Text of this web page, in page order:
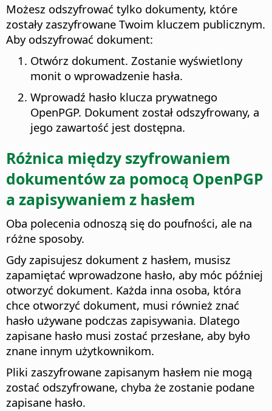
Możesz odszyfrować tylko dokumenty, które
zostały zaszyfrowane Twoim kluczem publicznym.
Aby odszyfrować dokument:
Otwórz dokument. Zostanie wyświetlony
monit o wprowadzenie hasła.
Wprowadź hasło klucza prywatnego
OpenPGP. Dokument został odszyfrowany, a
jego zawartość jest dostępna.
Różnica między szyfrowaniem
dokumentów za pomocą OpenPGP
a zapisywaniem z hasłem
Oba polecenia odnoszą się do poufności, ale na
różne sposoby.
Gdy zapisujesz dokument z hasłem, musisz
zapamiętać wprowadzone hasło, aby móc później
otworzyć dokument. Każda inna osoba, która
chce otworzyć dokument, musi również znać
hasło używane podczas zapisywania. Dlatego
zapisane hasło musi zostać przesłane, aby było
znane innym użytkownikom.
Pliki zaszyfrowane zapisanym hasłem nie mogą
zostać odszyfrowane, chyba że zostanie podane
zapisane hasło.